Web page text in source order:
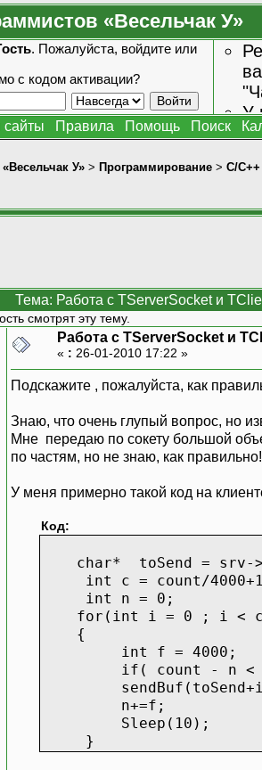
«Весельчак У»
. Пожалуйста, войдите или
с кодом активации?
У
Правила Помощь Поиск
У» > Программирование > C/C++
Тема: Работа с TServerSocket и
смотрят эту тему.
Работа с TServerSocket и
« : 26-01-2010 17:22 »
Подскажите , пожалуйста, как
Знаю, что очень глупый вопрос, но
Мне передаю по сокету большой
по частям, но не знаю, как правильно!
У меня примерно такой код на
Код:
char* toSend = srv-
int c = count/
int n = 0;
for(int i = 0 ; i <
{
int f = 4000;
if( count - n <
n+=f;
Sleep(10);
}